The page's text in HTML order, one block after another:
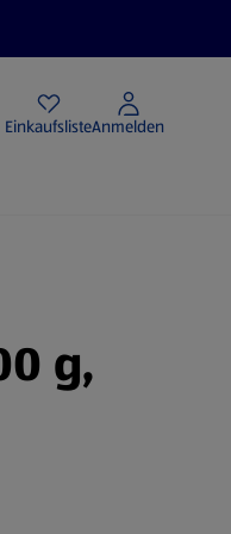
EinkaufslisteAnmelden
g,